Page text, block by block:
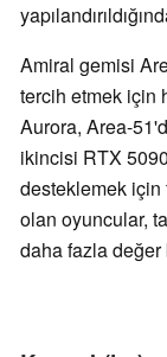
Amiral gemisi
tercih etmek için
Aurora, Area-
ikincisi RTX
desteklemek için
olan oyuncular,
daha fazla